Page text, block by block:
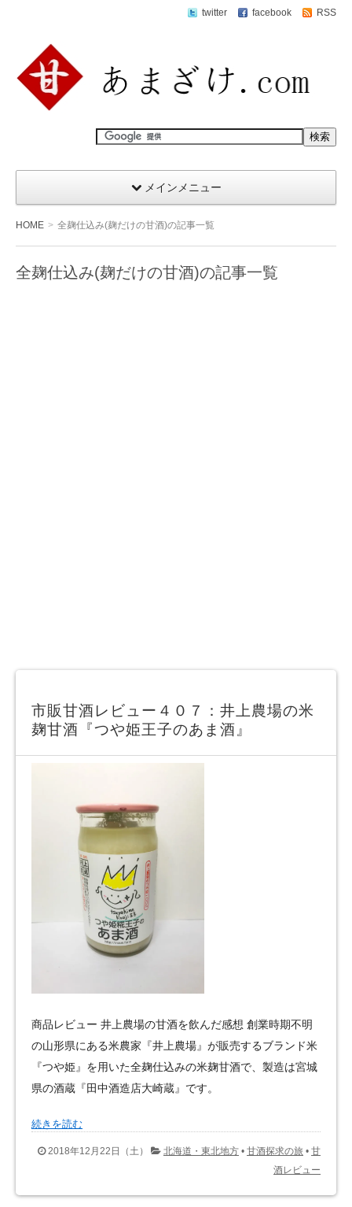
twitter facebook RSS
メインメニュー
HOME 全麹仕込み(麹だけの甘酒)の記事一覧
全麹仕込み(麹だけの甘酒)の記事一覧
市販甘酒レビュー４０７：井上農場の米
麹甘酒『つや姫王子のあま酒』
商品レビュー 井上農場の甘酒を飲んだ感想 創業時期不明
の山形県にある米農家『井上農場』が販売するブランド米
『つや姫』を用いた全麹仕込みの米麹甘酒で、製造は宮城
県の酒蔵『田中酒造店大崎蔵』です。
続きを読む
2018年12月22日（土） 北海道・東北地方 • 甘酒探求の旅 • 甘
酒レビュー